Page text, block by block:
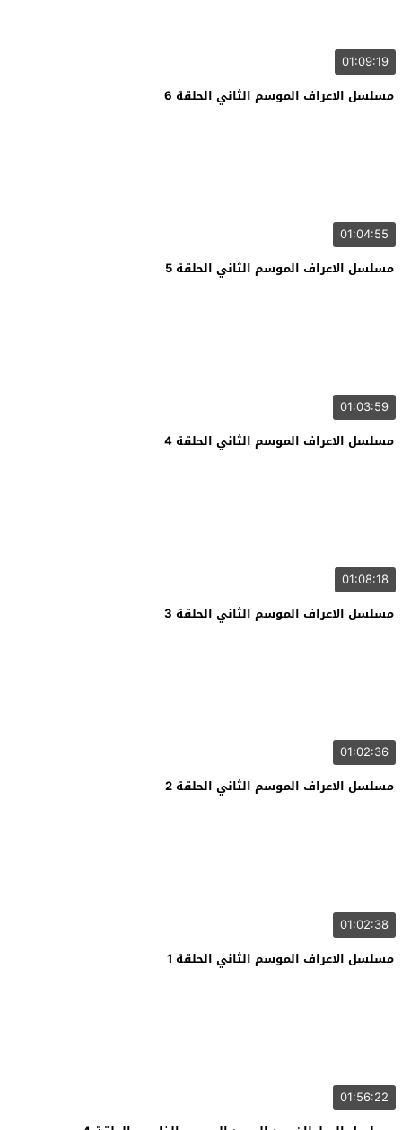
01:09:19
مسلسل الاعراف الموسم الثاني الحلقة 6
01:04:55
مسلسل الاعراف الموسم الثاني الحلقة 5
01:03:59
مسلسل الاعراف الموسم الثاني الحلقة 4
01:08:18
مسلسل الاعراف الموسم الثاني الحلقة 3
01:02:36
مسلسل الاعراف الموسم الثاني الحلقة 2
01:02:38
مسلسل الاعراف الموسم الثاني الحلقة 1
01:56:22